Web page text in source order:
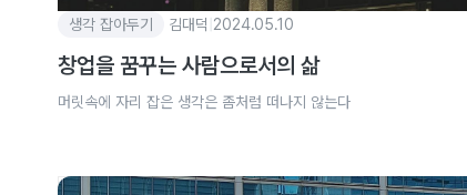
생각 잡아두기 김대덕 2024.05.10
창업을 꿈꾸는 사람으로서의 삶
머릿속에 자리 잡은 생각은 좀처럼 떠나지 않는다